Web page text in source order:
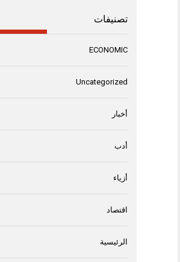
تصنيفات
ECONOMIC
Uncategorized
أخبار
أدب
أزياء
اقتصاد
الرئيسية